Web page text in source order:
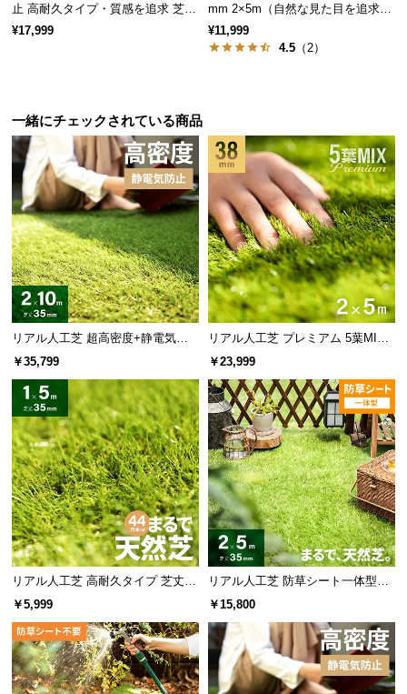
止 高耐久タイプ・質感を追求 芝丈
35mm 1×10m
¥17,999
mm 2×5m（自然な見た目を追求・
U字ピン付属）
¥11,999
4.5 （2）
一緒にチェックされている商品
リアル人工芝 超高密度+静電気防
止 極細タイプ 芝丈35mm 2×10m
防草シート付
￥35,799
リアル人工芝 プレミアム 5葉MI
X・質感をさらに追求 芝丈38mm 2
￥23,999
リアル人工芝 高耐久タイプ 芝丈35
mm 1×5m（自然な見た目を追求・
￥5,999
リアル人工芝 防草シート一体型タ
イプ 芝丈35mm 2×5m（自然な見
￥15,800